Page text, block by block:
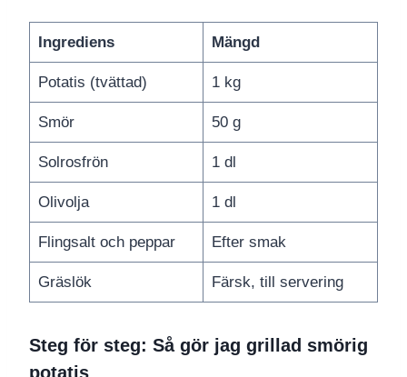
Ingrediens Mängd
Potatis (tvättad) 1 kg
Smör 50 g
Solrosfrön 1 dl
Olivolja 1 dl
Flingsalt och peppar Efter smak
Gräslök Färsk, till servering
Steg för steg: Så gör jag grillad smörig
potatis